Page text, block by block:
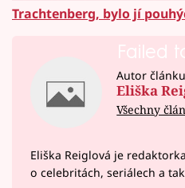
Trachtenberg, bylo jí
Failed
Autor článku
Eliška
Všechny
Eliška Reiglová je
o celebritách, seriálech a